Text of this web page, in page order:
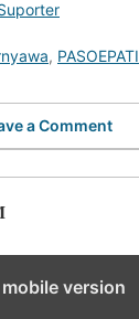
, PASOEPATI
a Comment
version